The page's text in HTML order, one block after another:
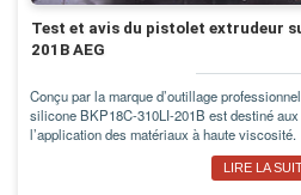
Test et avis du pistolet extrudeur
201B AEG
Conçu par la marque d’outillage
silicone BKP18C-310LI-201B est destiné
l’application des matériaux à haute viscosité.
LIRE LA